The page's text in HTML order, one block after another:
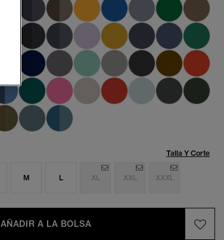
Talla Y Corte
M L XL XXL XXXL
AÑADIR A LA BOLSA